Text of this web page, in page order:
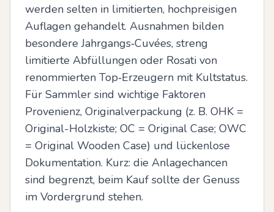
werden selten in limitierten, hochpreisigen
Auflagen gehandelt. Ausnahmen bilden
besondere Jahrgangs‑Cuvées, streng
limitierte Abfüllungen oder Rosati von
renommierten Top‑Erzeugern mit Kultstatus.
Für Sammler sind wichtige Faktoren
Provenienz, Originalverpackung (z. B. OHK =
Original-Holzkiste; OC = Original Case; OWC
= Original Wooden Case) und lückenlose
Dokumentation. Kurz: die Anlagechancen
sind begrenzt, beim Kauf sollte der Genuss
im Vordergrund stehen.